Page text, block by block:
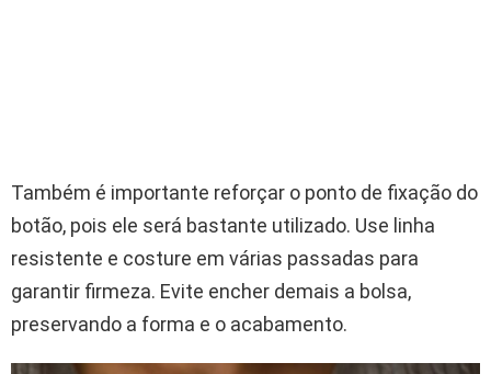
Também é importante reforçar o ponto de fixação do
botão, pois ele será bastante utilizado. Use linha
resistente e costure em várias passadas para
garantir firmeza. Evite encher demais a bolsa,
preservando a forma e o acabamento.